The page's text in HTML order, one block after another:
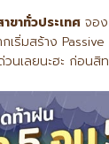
าขาทั่วประเทศ จอ
กเริ่มสร้าง
นเลยนะฮะ ก่อนสิท